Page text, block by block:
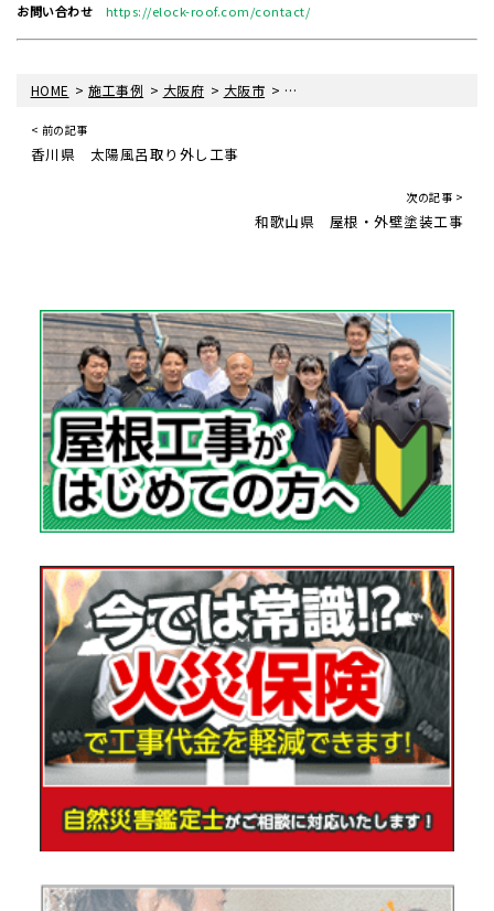
お問い合わせ
https://elock-roof.com/contact/
HOME >施工事例 > 大阪府 > 大阪市 > 大阪府大阪市 屋根塗装工事
< 前の記事
香川県 太陽風呂取り外し工事
次の記事 >
和歌山県 屋根・外壁塗装工事